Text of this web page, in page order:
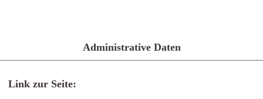
Administrative Daten
Link zur Seite: